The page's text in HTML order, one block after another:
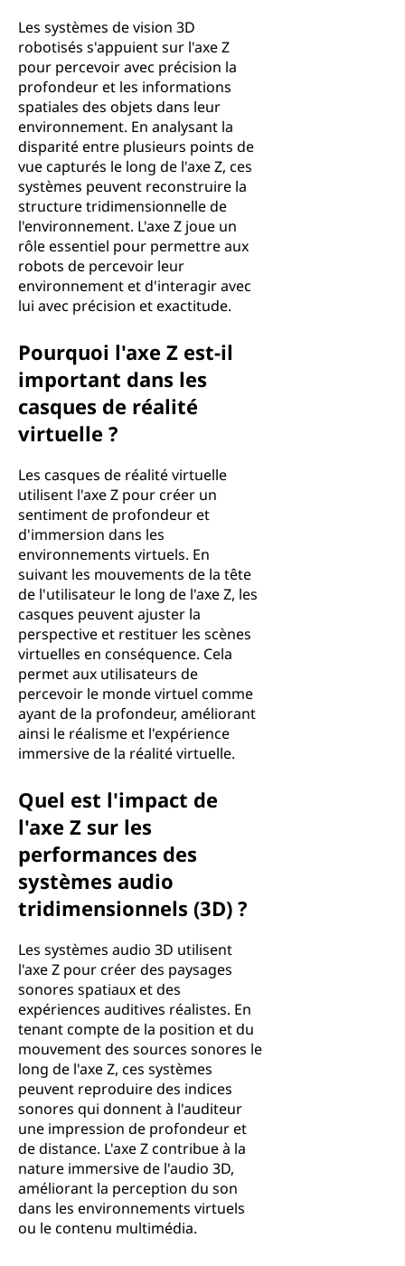
Les systèmes de vision 3D
robotisés s'appuient sur l'axe Z
pour percevoir avec précision la
profondeur et les informations
spatiales des objets dans leur
environnement. En analysant la
disparité entre plusieurs points de
vue capturés le long de l'axe Z, ces
systèmes peuvent reconstruire la
structure tridimensionnelle de
l'environnement. L'axe Z joue un
rôle essentiel pour permettre aux
robots de percevoir leur
environnement et d'interagir avec
lui avec précision et exactitude.
Pourquoi l'axe Z est-il
important dans les
casques de réalité
virtuelle ?
Les casques de réalité virtuelle
utilisent l'axe Z pour créer un
sentiment de profondeur et
d'immersion dans les
environnements virtuels. En
suivant les mouvements de la tête
de l'utilisateur le long de l'axe Z, les
casques peuvent ajuster la
perspective et restituer les scènes
virtuelles en conséquence. Cela
permet aux utilisateurs de
percevoir le monde virtuel comme
ayant de la profondeur, améliorant
ainsi le réalisme et l'expérience
immersive de la réalité virtuelle.
Quel est l'impact de
l'axe Z sur les
performances des
systèmes audio
tridimensionnels (3D) ?
Les systèmes audio 3D utilisent
l'axe Z pour créer des paysages
sonores spatiaux et des
expériences auditives réalistes. En
tenant compte de la position et du
mouvement des sources sonores le
long de l'axe Z, ces systèmes
peuvent reproduire des indices
sonores qui donnent à l'auditeur
une impression de profondeur et
de distance. L'axe Z contribue à la
nature immersive de l'audio 3D,
améliorant la perception du son
dans les environnements virtuels
ou le contenu multimédia.